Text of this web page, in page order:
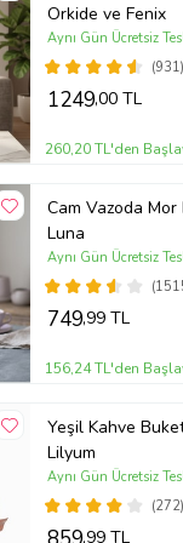
göre ürünlerde ufak
bir plastik türü
Orkide ve Fenix
(931)
Aynı Gün Ücretsiz
1249,00 TL
260,20 TL'den
Cam Vazoda
Luna
Aynı Gün Ücretsiz
749,99 TL
156,24 TL'den
Yeşil Kahve
Lilyum
(272)
Aynı Gün Ücretsiz
,99 TL